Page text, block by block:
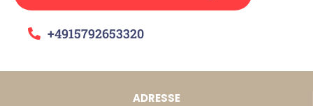
+4915792653320
ADRESSE